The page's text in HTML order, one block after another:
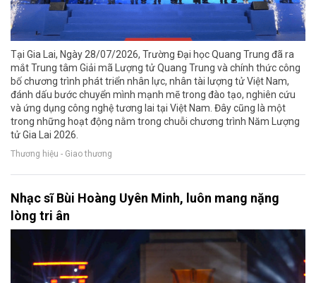
Tại Gia Lai, Ngày 28/07/2026, Trường Đại học Quang Trung đã ra
mắt Trung tâm Giải mã Lượng tử Quang Trung và chính thức công
bố chương trình phát triển nhân lực, nhân tài lượng tử Việt Nam,
đánh dấu bước chuyển mình mạnh mẽ trong đào tạo, nghiên cứu
và ứng dụng công nghệ tương lai tại Việt Nam. Đây cũng là một
trong những hoạt động nằm trong chuỗi chương trình Năm Lượng
tử Gia Lai 2026.
Thương hiệu - Giao thương
Nhạc sĩ Bùi Hoàng Uyên Minh, luôn mang nặng
lòng tri ân